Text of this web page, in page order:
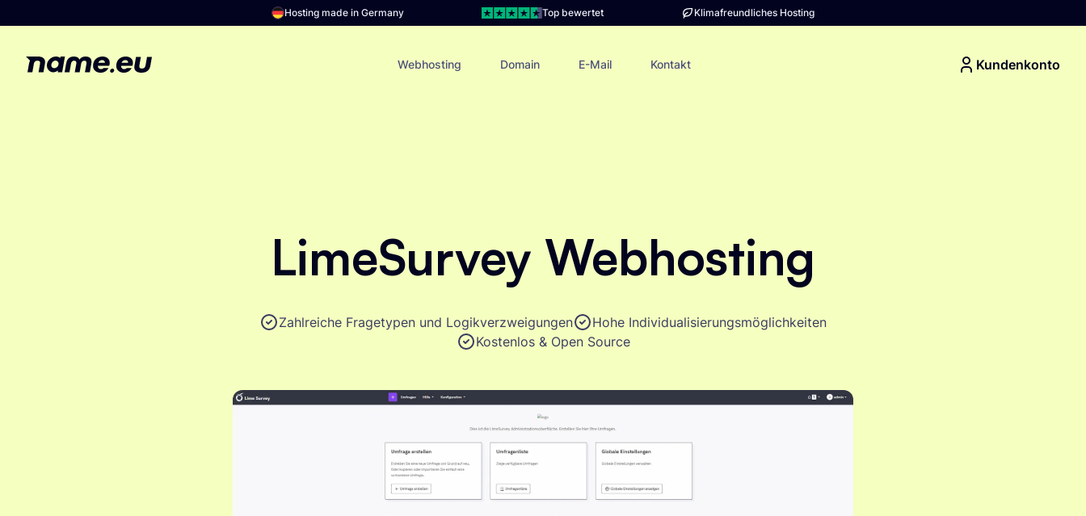
Hosting made in Germany
Top bewertet Klimafreundliches Hosting
Webhosting Domain E-Mail Kontakt Kundenkonto
LimeSurvey Webhosting
Zahlreiche Fragetypen und Logikverzweigungen
Hohe Individualisierungsmöglichkeiten
Kostenlos & Open Source